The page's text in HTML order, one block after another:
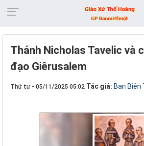
Thánh Nicholas Tavelic và
đạo Giêrusalem
Thứ tư - 05/11/2025 05:02 Tác giả: Ban Biên